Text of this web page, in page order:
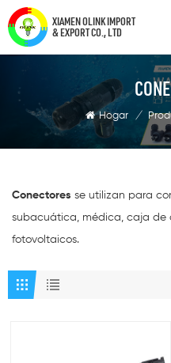
XIAMEN OLINK IMPORT
& EXPORT CO., LTD
Hogar /
Conectores se utilizan para
subacuática, médica, caja de
fotovoltaicos.